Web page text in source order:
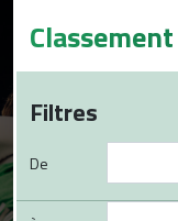
Filtres
De